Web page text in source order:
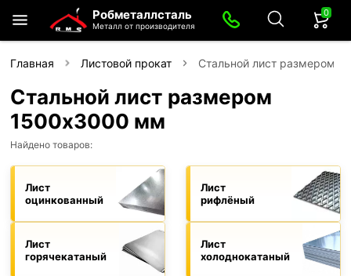
Робметаллсталь
Металл от производителя
0
Главная Листовой прокат Стальной лист размером
Стальной лист размером
1500х3000 мм
Найдено товаров:
Лист
оцинкованный
Лист
рифлёный
Лист
горячекатаный
Лист
холоднокатаный